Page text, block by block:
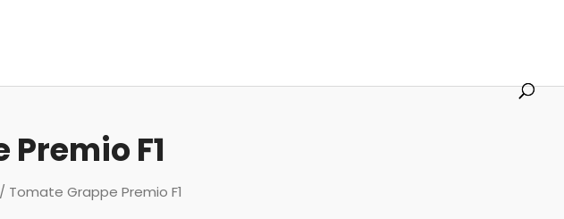
F1
/ Tomate Grappe Premio F1